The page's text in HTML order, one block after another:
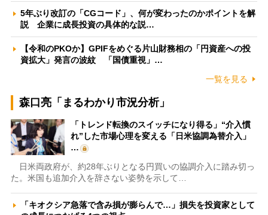
5年ぶり改訂の「CGコード」、何が変わったのかポイントを解
説 企業に成長投資の具体的な説…
【令和のPKOか】GPIFをめぐる片山財務相の「円資産への投
資拡大」発言の波紋 「国債重視」…
一覧を見る
森口亮「まるわかり市況分析」
「トレンド転換のスイッチになり得る」“介入慣
れ”した市場心理を変える「日米協調為替介入」
…
日米両政府が、約28年ぶりとなる円買いの協調介入に踏み切っ
た。米国も追加介入を辞さない姿勢を示して…
「キオクシア急落で含み損が膨らんで…」損失を投資家として